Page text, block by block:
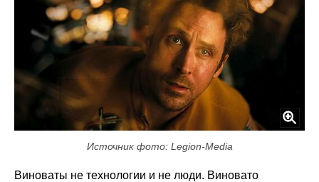
Источник фото: Legion-Media
Виноваты не технологии и не люди. Виновато